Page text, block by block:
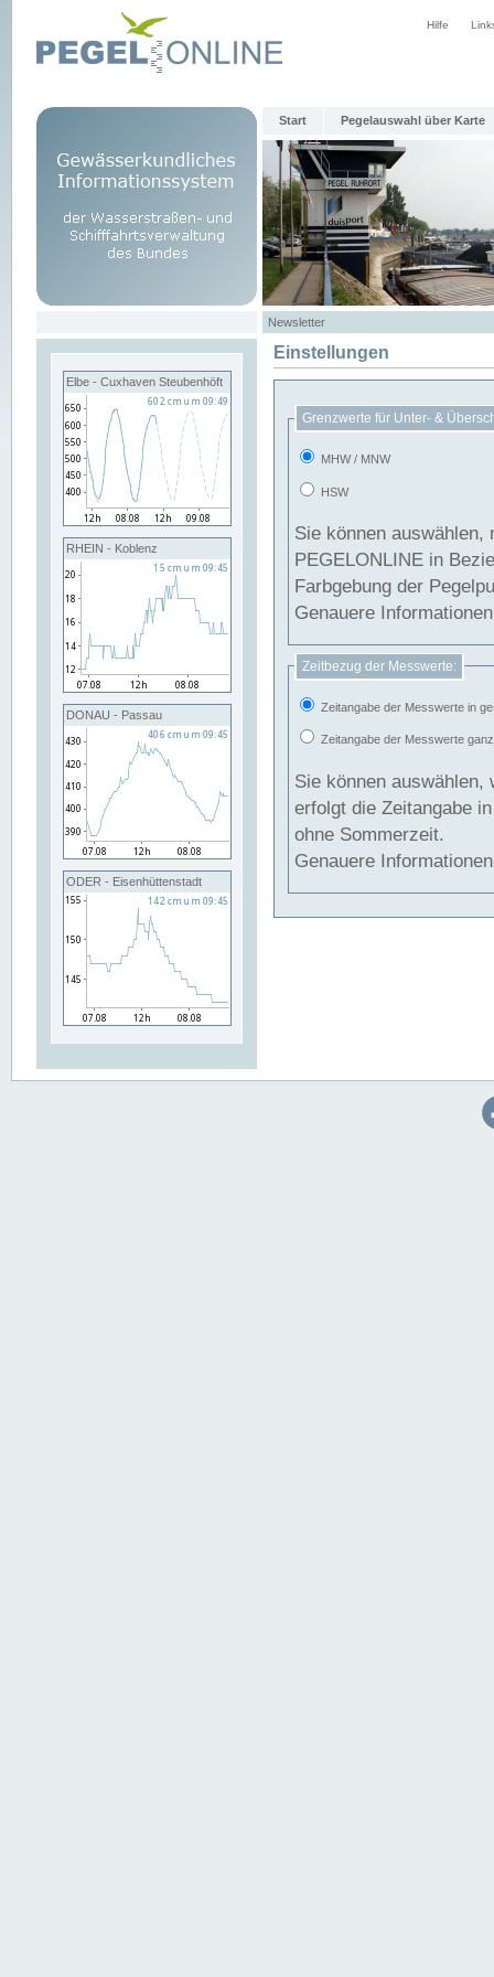
Hilfe
Start Pegelauswahl über Karte
Newsletter
Elbe - Cuxhaven Steubenhöft
RHEIN - Koblenz
DONAU - Passau
ODER - Eisenhüttenstadt
Einstellungen
Grenzwerte für Unter- &
MHW / MNW
HSW
Sie können
PEGELONLINE in Beziehung
Farbgebung der
Genauere
Zeitbezug der Messwerte:
Zeitangabe der Messwerte in
Zeitangabe der Messwerte
Sie können auswählen,
erfolgt die Zeitangabe
ohne Sommerzeit.
Genauere